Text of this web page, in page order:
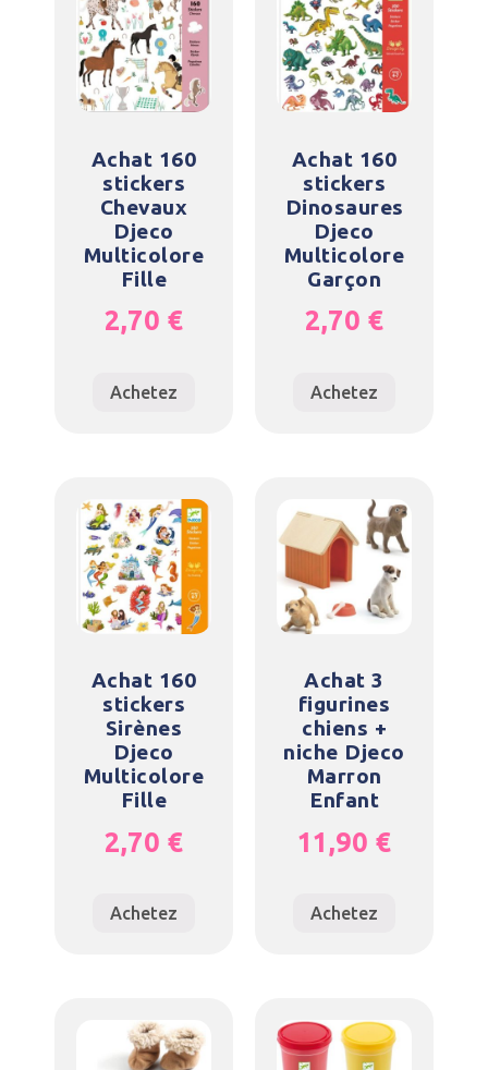
Achat 160
stickers
Chevaux
Djeco
Multicolore
Fille
2,70 €
Achetez
Achat 160
stickers
Dinosaures
Djeco
Multicolore
Garçon
2,70 €
Achetez
Achat 160
stickers
Sirènes
Djeco
Multicolore
Fille
2,70 €
Achetez
Achat 3
figurines
chiens +
niche Djeco
Marron
Enfant
11,90 €
Achetez